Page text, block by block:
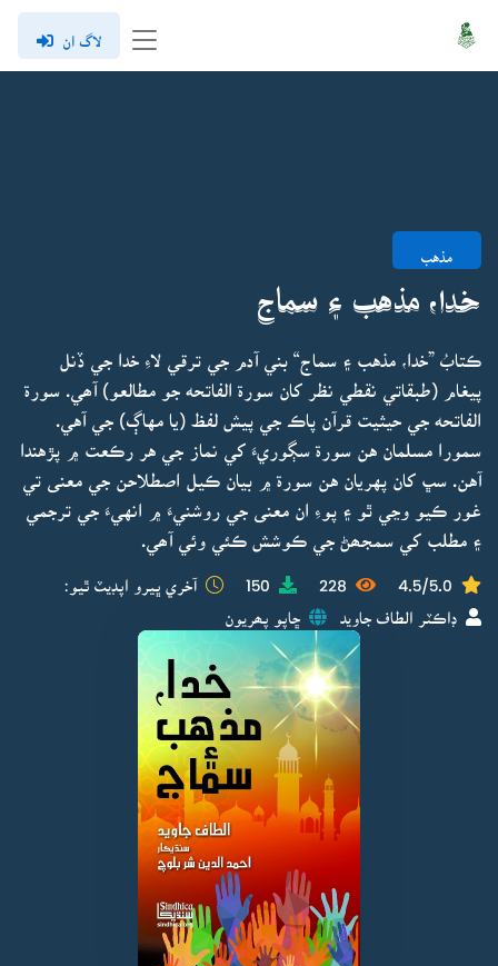
لاگ ان
مذهب
خدا، مذهب ۽ سماج
ڪتابُ ”خدا، مذهب ۽ سماج“ بني آدم جي ترقي لاءِ خدا جي ڏنل
پيغام (طبقاتي نقطي نظر کان سورة الفاتحه جو مطالعو) آھي. سورة
الفاتحه جي حيثيت قرآن پاڪ جي پيش لفظ (يا مهاڳ) جي آهي.
سمورا مسلمان هن سورة سڳوريءَ کي نماز جي هر رڪعت ۾ پڙهندا
آهن. سڀ کان پهريان هن سورة ۾ بيان ڪيل اصطلاحن جي معنى تي
غور ڪيو وڃي ٿو ۽ پوءِ ان معنى جي روشنيءَ ۾ انهيءَ جي ترجمي
۽ مطلب کي سمجھڻ جي ڪوشش ڪئي وئي آھي.
4.5/5.0
228
150 آخري ڀيرو اپڊيٽ ٿيو:
ڊاڪٽر الطاف جاويد ڇاپو پھريون